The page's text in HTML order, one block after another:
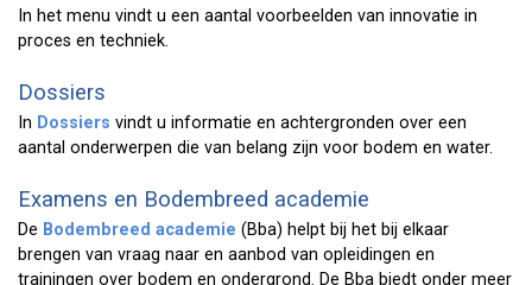
In het menu vindt u een aantal voorbeelden van innovatie in
proces en techniek.
Dossiers
In Dossiers vindt u informatie en achtergronden over een
aantal onderwerpen die van belang zijn voor bodem en water.
Examens en Bodembreed academie
De Bodembreed academie (Bba) helpt bij het bij elkaar
brengen van vraag naar en aanbod van opleidingen en
trainingen over bodem en ondergrond. De Bba biedt onder meer